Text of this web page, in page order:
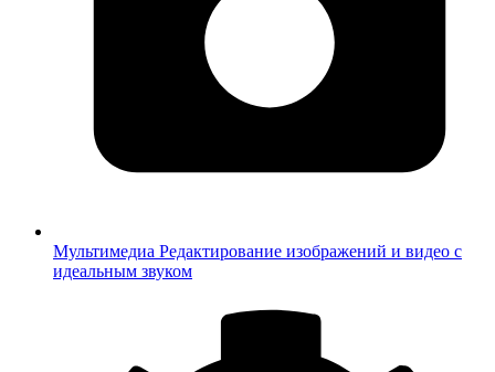
Мультимедиа Редактирование изображений и видео с
идеальным звуком